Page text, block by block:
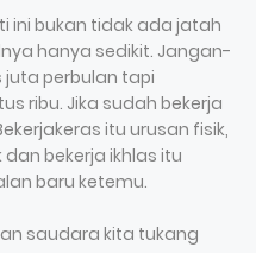
ini bukan tidak ada jatah
hanya sedikit. Jangan-
perbulan tapi
ribu. Jika sudah bekerja
itu urusan fisik,
bekerja ikhlas itu
baru ketemu.
saudara kita tukang